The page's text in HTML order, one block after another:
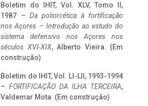
Boletim do IHIT, Vol. XLV, Tomo II,
1987 – Da poliorcética à fortificação
nos Açores – Introdução ao estudo do
sistema defensivo nos Açores nos
séculos XVI-XIX, Alberto Vieira. (Em
construção)
Boletim do IHIT, Vol. LI-LII, 1993-1994
– FORTIFICAÇÃO DA ILHA TERCEIRA,
Valdemar Mota. (Em construção)